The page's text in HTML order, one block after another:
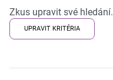
Zkus upravit své hledání.
UPRAVIT KRITÉRIA